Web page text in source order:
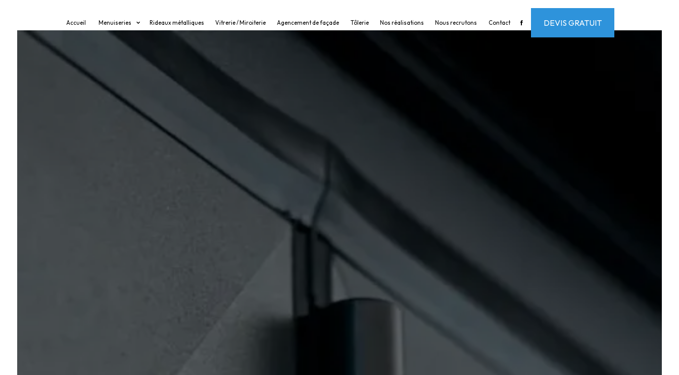
Accueil Menuiseries Rideaux métalliques Vitrerie / Miroiterie Agencement de façade Tôlerie Nos réalisations Nous recrutons Contact DEVIS GRATUIT